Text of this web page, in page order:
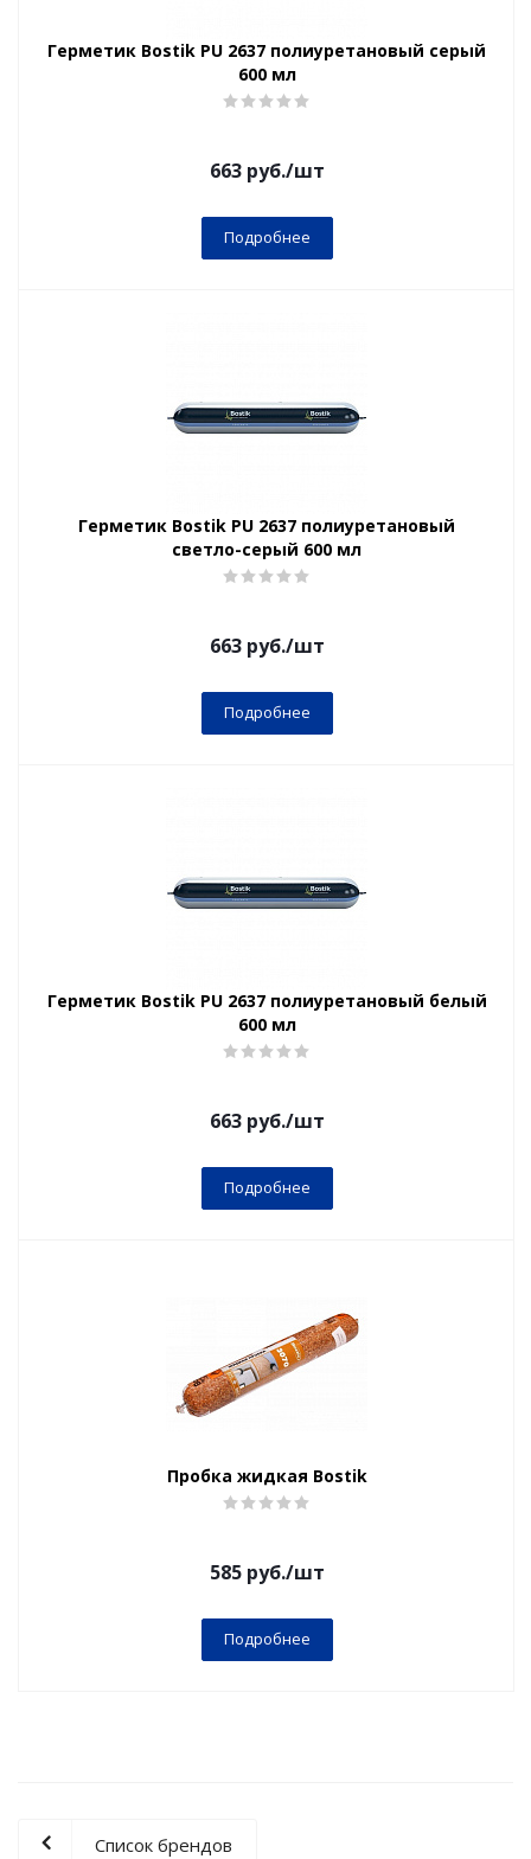
Герметик Bostik PU 2637 полиуретановый серый
600 мл
663руб./шт
Подробнее
Герметик Bostik PU 2637 полиуретановый
светло-серый 600 мл
663руб./шт
Подробнее
Герметик Bostik PU 2637 полиуретановый белый
600 мл
663руб./шт
Подробнее
Пробка жидкая Bostik
585руб./шт
Подробнее
Список брендов